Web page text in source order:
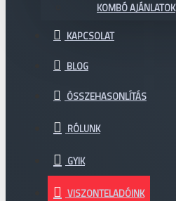
KOMBÓ AJÁNLATOK
KAPCSOLAT
BLOG
ÖSSZEHASONLÍTÁS
RÓLUNK
GYIK
VISZONTELADÓINK